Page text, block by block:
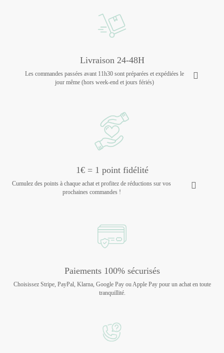
Livraison 24-48H
Les commandes passées avant 11h30 sont préparées et expédiées le
jour même (hors week-end et jours fériés)
1€ = 1 point fidélité
Cumulez des points à chaque achat et profitez de réductions sur vos
prochaines commandes !
Paiements 100% sécurisés
Choisissez Stripe, PayPal, Klarna, Google Pay ou Apple Pay pour un achat en toute
tranquillité.